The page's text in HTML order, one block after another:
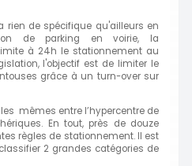
rien de spécifique qu'ailleurs en
de parking en voirie, la
à 24h le stationnement au
l'objectif est de limiter le
grâce à un turn-over sur
mêmes entre l’hypercentre de
En tout, près de douze
règles de stationnement. Il est
2 grandes catégories de